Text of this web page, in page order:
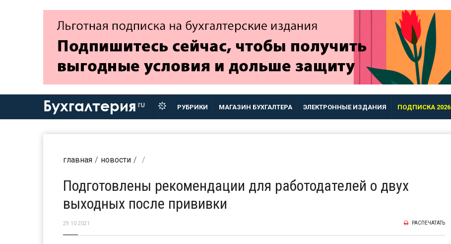
Бухгалтерия ru РУБРИКИ МАГАЗИН БУХГАЛТЕРА ЭЛЕКТРОННЫЕ ИЗДАНИЯ ПОДПИСКА 2026
главная новости
Подготовлены рекомендации для работодателей о двух
выходных после прививки
29.10.2021 РАСПЕЧАТАТЬ